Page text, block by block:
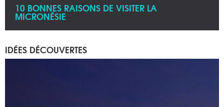
10 BONNES RAISONS DE VISITER LA
MICRONÉSIE
IDÉES DÉCOUVERTES